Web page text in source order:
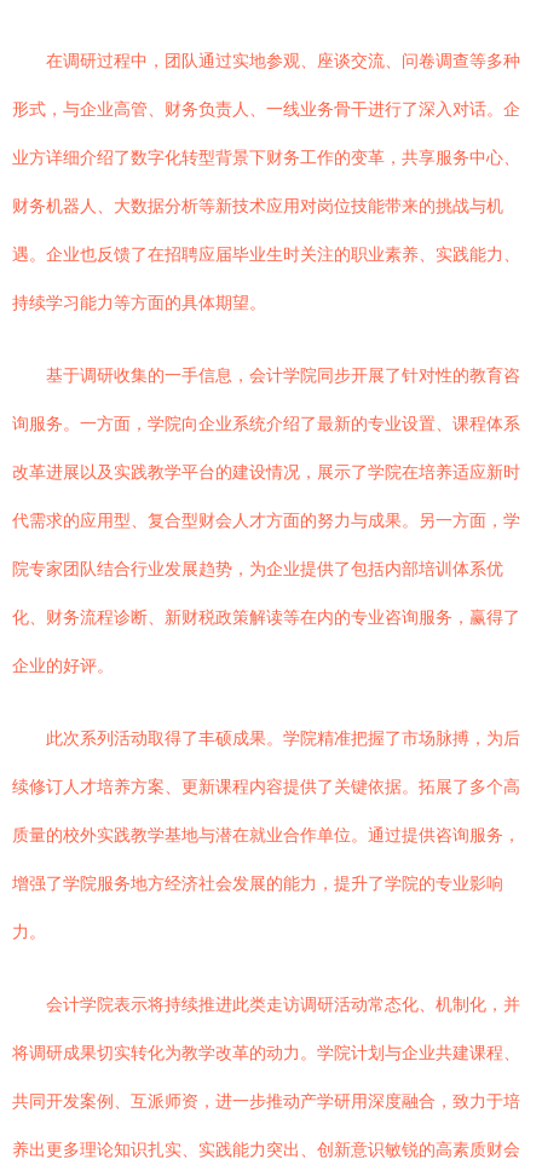
在调研过程中，团队通过实地参观、座谈交流、问卷调查等多种
形式，与企业高管、财务负责人、一线业务骨干进行了深入对话。企
业方详细介绍了数字化转型背景下财务工作的变革，共享服务中心、
财务机器人、大数据分析等新技术应用对岗位技能带来的挑战与机
遇。企业也反馈了在招聘应届毕业生时关注的职业素养、实践能力、
持续学习能力等方面的具体期望。
基于调研收集的一手信息，会计学院同步开展了针对性的教育咨
询服务。一方面，学院向企业系统介绍了最新的专业设置、课程体系
改革进展以及实践教学平台的建设情况，展示了学院在培养适应新时
代需求的应用型、复合型财会人才方面的努力与成果。另一方面，学
院专家团队结合行业发展趋势，为企业提供了包括内部培训体系优
化、财务流程诊断、新财税政策解读等在内的专业咨询服务，赢得了
企业的好评。
此次系列活动取得了丰硕成果。学院精准把握了市场脉搏，为后
续修订人才培养方案、更新课程内容提供了关键依据。拓展了多个高
质量的校外实践教学基地与潜在就业合作单位。通过提供咨询服务，
增强了学院服务地方经济社会发展的能力，提升了学院的专业影响
力。
会计学院表示将持续推进此类走访调研活动常态化、机制化，并
将调研成果切实转化为教学改革的动力。学院计划与企业共建课程、
共同开发案例、互派师资，进一步推动产学研用深度融合，致力于培
养出更多理论知识扎实、实践能力突出、创新意识敏锐的高素质财会